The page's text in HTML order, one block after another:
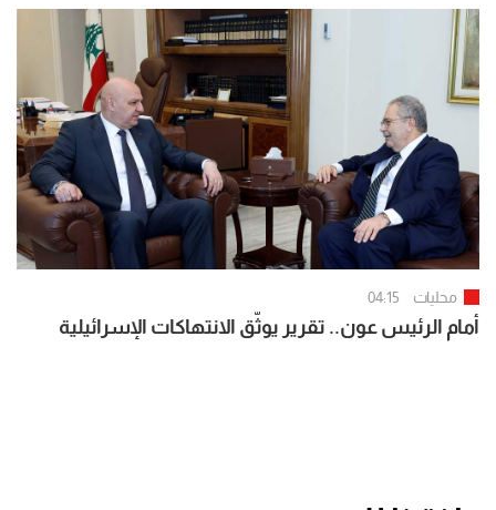
محليات 04:15
أمام الرئيس عون.. تقرير يوثّق الانتهاكات الإسرائيلية